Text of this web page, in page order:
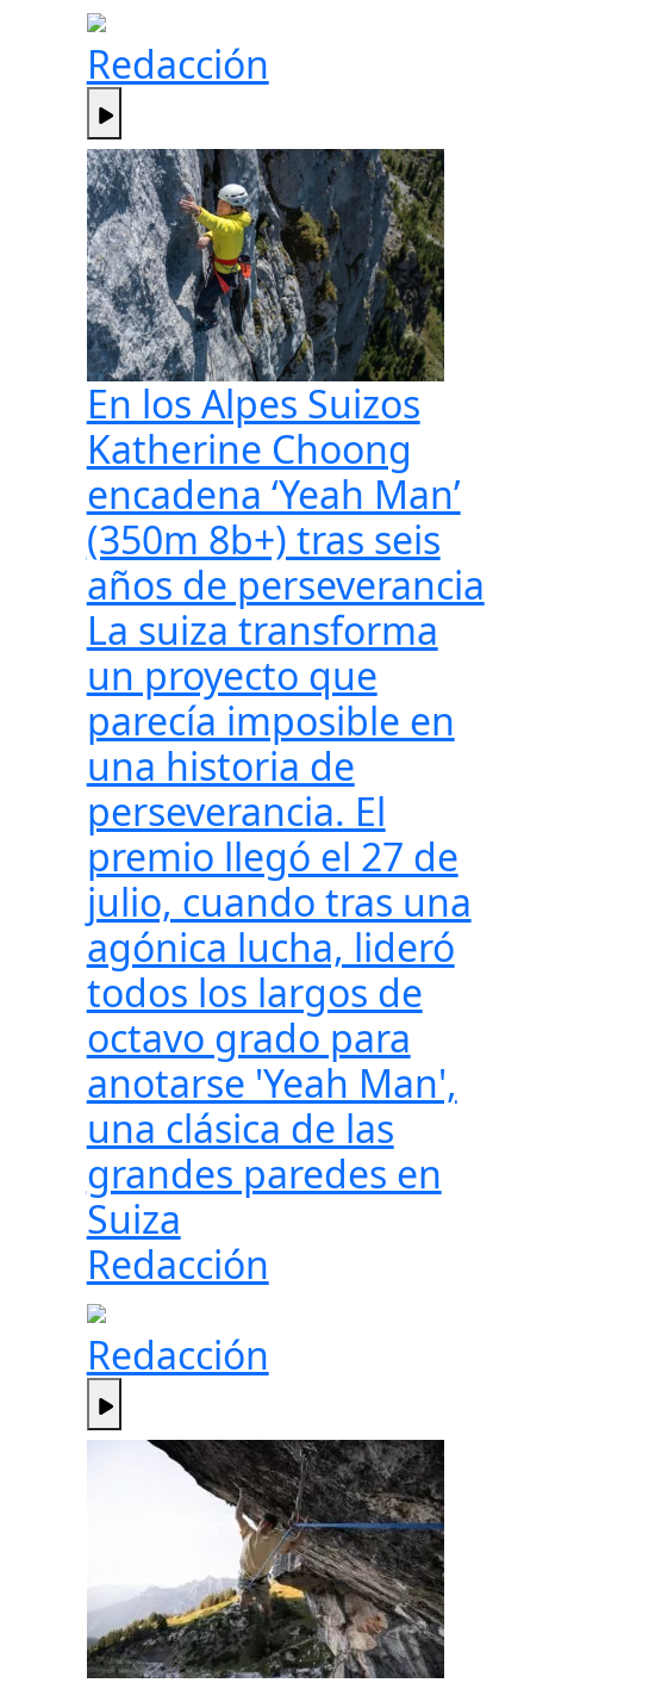
Redacción
En los Alpes Suizos
Katherine Choong
encadena ‘Yeah Man’
(350m 8b+) tras seis
años de perseverancia
La suiza transforma
un proyecto que
parecía imposible en
una historia de
perseverancia. El
premio llegó el 27 de
julio, cuando tras una
agónica lucha, lideró
todos los largos de
octavo grado para
anotarse 'Yeah Man',
una clásica de las
grandes paredes en
Suiza
Redacción
Redacción